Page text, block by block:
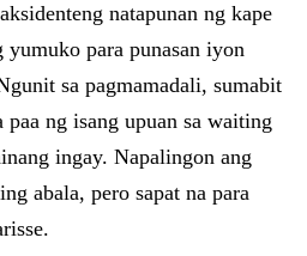
natapunan ng kape
para punasan iyon
sa pagmamadali, sumabit
paa ng isang upuan sa waiting
ingay. Napalingon ang
abala, pero sapat na para